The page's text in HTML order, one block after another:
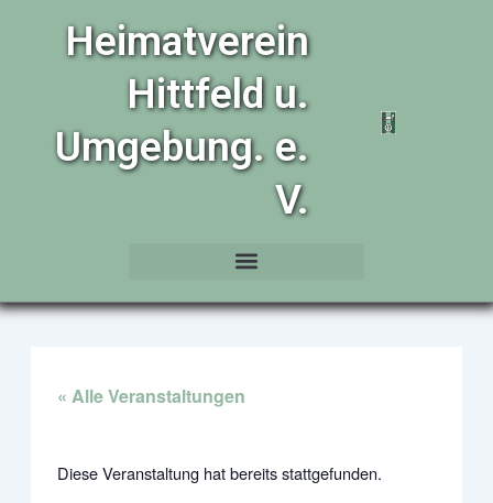
Heimatverein
Hittfeld u.
Umgebung. e.
V.
« Alle Veranstaltungen
Diese Veranstaltung hat bereits stattgefunden.